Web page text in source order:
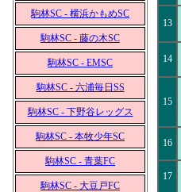
駒林SC - 横浜かもめSC
駒林SC - 藤の木SC
駒林SC - EMSC
駒林SC - 六浦毎日SS
駒林SC - 下野谷レッグス
駒林SC - 本牧少年SC
駒林SC - 青葉FC
駒林SC - 大豆戸FC
13
14
15
16
17